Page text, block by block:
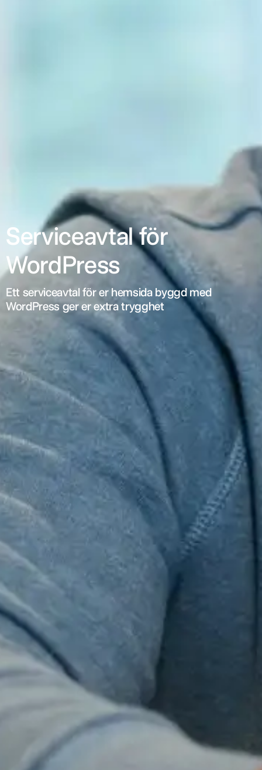
Serviceavtal för
WordPress
Ett serviceavtal för er hemsida byggd med
WordPress ger er extra trygghet